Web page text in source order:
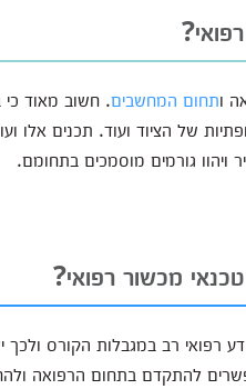
ותחום המחשבים. חשוב מאוד כי
של הציוד ועוד. תכנים אלו
ויהוו גורמים מוסמכים בתחומם.
מכשור רפואי?
רפואי רב במגבלות הקורס
להתקדם בתחום הרפואה